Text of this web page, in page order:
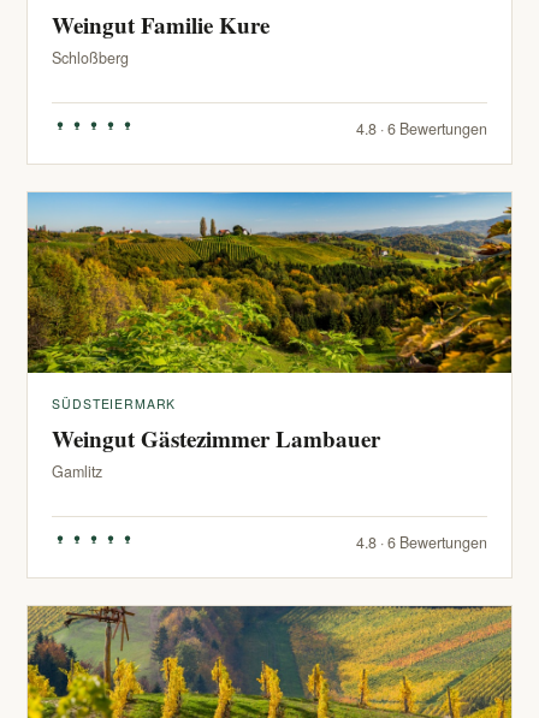
Weingut Familie Kure
Schloßberg
4.8 · 6 Bewertungen
SÜDSTEIERMARK
Weingut Gästezimmer Lambauer
Gamlitz
4.8 · 6 Bewertungen